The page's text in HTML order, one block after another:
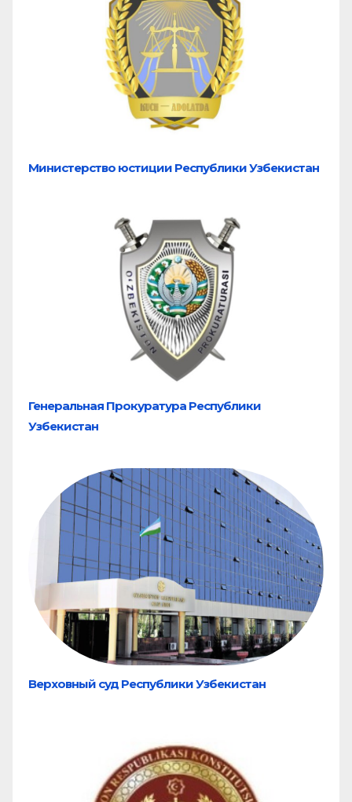
Министерство юстиции Республики Узбекистан
Генеральная Прокуратура Республики
Узбекистан
Верховный суд Республики Узбекистан